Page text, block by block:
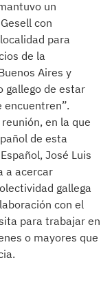
un
con
para
de la
Aires y
gallego de estar
encuentren”.
en la que
de esta
José Luis
a acercar
gallega
con el
para trabajar en
o mayores que